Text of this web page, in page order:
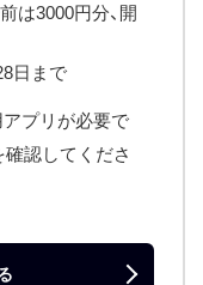
は3000円分、開
日まで
プリが必要で
確認してくださ